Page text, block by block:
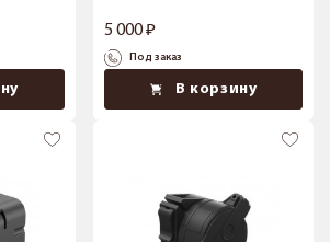
5 000
Под заказ
В корзину